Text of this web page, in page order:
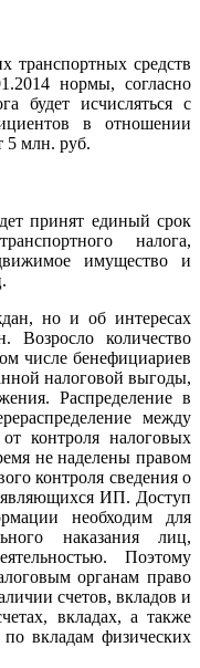
транспортных средств
нормы, согласно
будет исчисляться с
в отношении
5 млн. руб.
принят единый срок
налога,
имущество и
но и об интересах
Возросло количество
числе бенефициариев
налоговой выгоды,
Распределение в
между
контроля налоговых
не наделены правом
контроля сведения о
являющихся ИП. Доступ
необходим для
наказания лиц,
Поэтому
органам право
счетов, вкладов и
вкладах, а также
вкладам физических